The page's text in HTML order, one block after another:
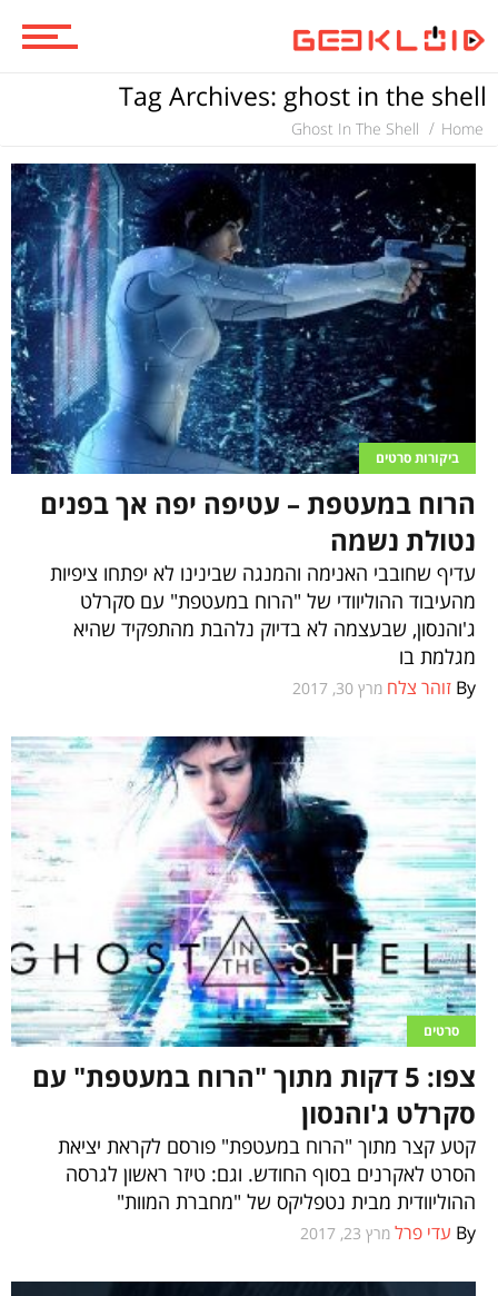
משחקים
ספרים וקומיקס
וכל השאר
Tag Archives: ghost in the shell
Home
Ghost In The Shell
ביקורות סרטים
הרוח במעטפת – עטיפה יפה אך בפנים
נטולת נשמה
עדיף שחובבי האנימה והמנגה שבינינו לא יפתחו ציפיות
מהעיבוד ההוליוודי של "הרוח במעטפת" עם סקרלט
ג'והנסון, שבעצמה לא בדיוק נלהבת מהתפקיד שהיא
מגלמת בו
By זוהר צלח מרץ 30, 2017
סרטים
צפו: 5 דקות מתוך "הרוח במעטפת" עם
סקרלט ג'והנסון
קטע קצר מתוך "הרוח במעטפת" פורסם לקראת יציאת
הסרט לאקרנים בסוף החודש. וגם: טיזר ראשון לגרסה
ההוליוודית מבית נטפליקס של "מחברת המוות"
By עדי פרל מרץ 23, 2017